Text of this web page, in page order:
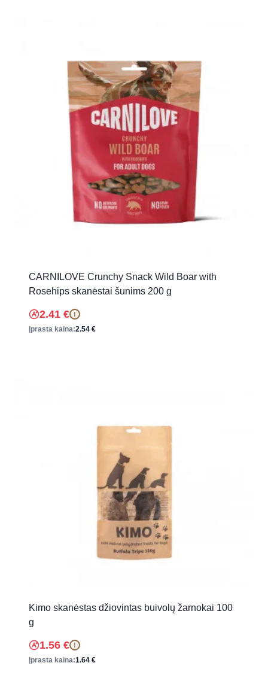
CARNILOVE Crunchy Snack Wild Boar with
Rosehips skanėstai šunims 200 g
2.41 € !
Įprasta kaina:2.54 €
Kimo skanėstas džiovintas buivolų žarnokai 100
g
1.56 € !
Įprasta kaina:1.64 €